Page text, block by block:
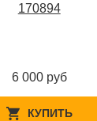
170894
6 000 руб
КУПИТЬ